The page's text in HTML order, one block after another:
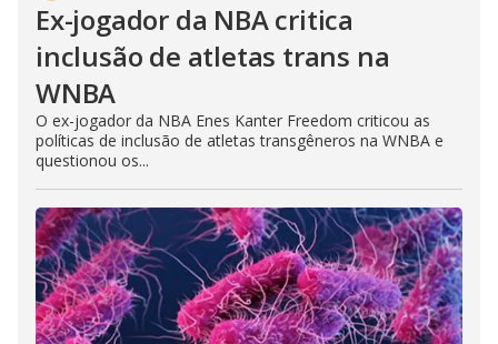
Ex-jogador da NBA critica
inclusão de atletas trans na
WNBA
O ex-jogador da NBA Enes Kanter Freedom criticou as
políticas de inclusão de atletas transgêneros na WNBA e
questionou os...